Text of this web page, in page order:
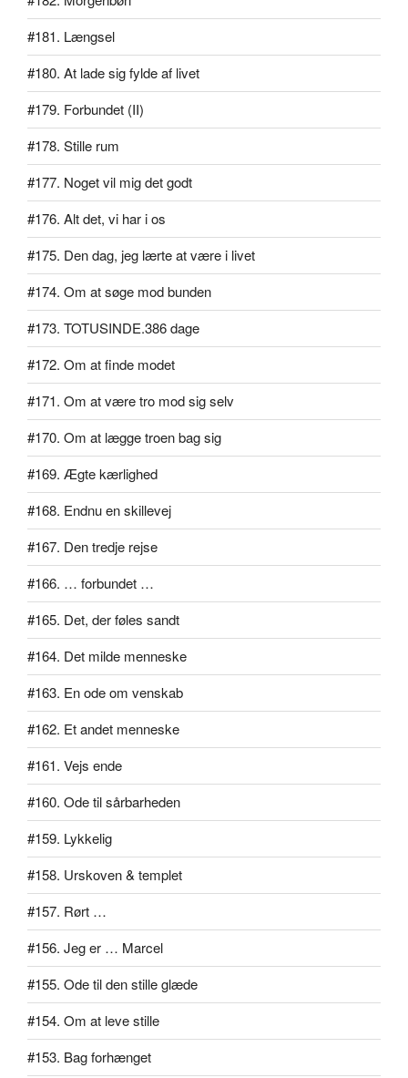
#181. Længsel
#180. At lade sig fylde af livet
#179. Forbundet (II)
#178. Stille rum
#177. Noget vil mig det godt
#176. Alt det, vi har i os
#175. Den dag, jeg lærte at være i livet
#174. Om at søge mod bunden
#173. TOTUSINDE.386 dage
#172. Om at finde modet
#171. Om at være tro mod sig selv
#170. Om at lægge troen bag sig
#169. Ægte kærlighed
#168. Endnu en skillevej
#167. Den tredje rejse
#166. … forbundet …
#165. Det, der føles sandt
#164. Det milde menneske
#163. En ode om venskab
#162. Et andet menneske
#161. Vejs ende
#160. Ode til sårbarheden
#159. Lykkelig
#158. Urskoven & templet
#157. Rørt …
#156. Jeg er … Marcel
#155. Ode til den stille glæde
#154. Om at leve stille
#153. Bag forhænget